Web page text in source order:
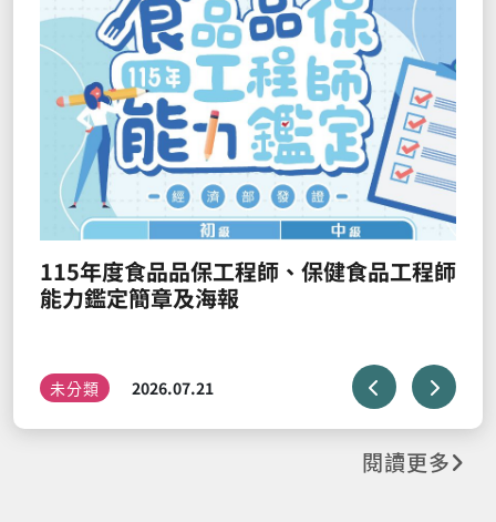
程師
特優獎、王紹鴻老師及張文昌老師榮
學肯定獎，全院師生仝賀。
未分類 2026.07.21
閱讀更多